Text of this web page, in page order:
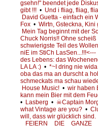
gsehn!" beendet jede
gibt !!! • Und i fliag, fliag,
David Guetta - einfach ein
Fox • Wirtn, Gsteckna, Kini
Mein Tag beginnt mit der
Chuck Norris!! Ohne scheiß
schwierigste Teil des
niE im StiCh LasSen...!!!<---
des Lebens: das
LA LA :) • *~I dring nie
oba das ma an durscht a
schmeckats ma schau
House Music! • wir haben
kann mein Bier mit dem
• Lasberg • ☠Captain
what Vintage are you? •
will, dass wir glücklich sind.